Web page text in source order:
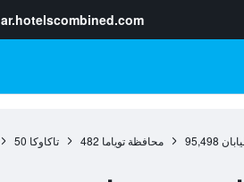
ar.hotelscombined.com
95,498 محافظة توياما 482 تاكاوكا 50